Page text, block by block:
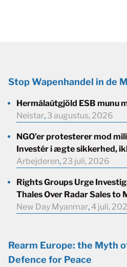
Stop Wapenhandel in de
Hermálaútgjöld ESB munu
Neistar, 3 augustus, 2026
NGO’er protesterer mod
Investér i ægte sikkerhed,
Arbejderen, 23 juli, 2026
Rights Groups Urge
Thales Over Radar Sales to
New Day Myanmar, 4 juli,
Rearm Europe: the Myth
Defence for Peace